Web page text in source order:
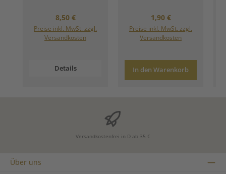
Regulärer Preis:
8,50 €
Preise inkl. MwSt. zzgl.
Versandkosten
Details
Regulärer Preis:
1,90 €
Preise inkl. MwSt. zzgl.
Versandkosten
In den Warenkorb
Versandkostenfrei in D ab 35 €
Über uns